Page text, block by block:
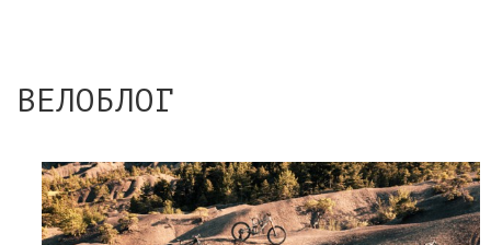
ВЕЛОБЛОГ